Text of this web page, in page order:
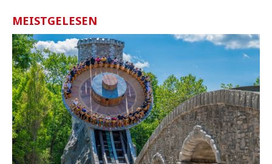
MEISTGELESEN